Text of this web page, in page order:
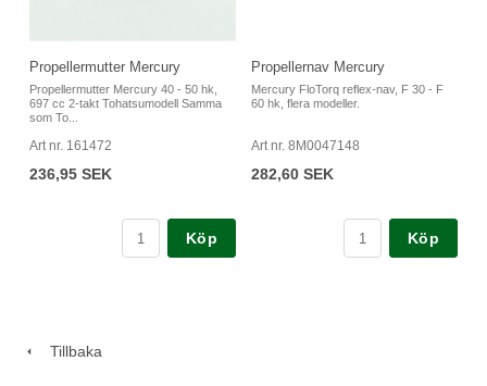
Propellermutter Mercury
Propellermutter Mercury 40 - 50 hk,
697 cc 2-takt Tohatsumodell Samma
som To...
Art nr. 161472
236,95 SEK
Köp
Propellernav Mercury
Mercury FloTorq reflex-nav, F 30 - F
60 hk, flera modeller.
Art nr. 8M0047148
282,60 SEK
Köp
Tillbaka